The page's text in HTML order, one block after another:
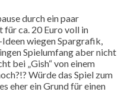
durch ein paar
für ca. 20 Euro voll in
wiegen Spargrafik,
Spielumfang aber nicht
bei „Gish“ von einem
Würde das Spiel zum
eher ein Grund für einen